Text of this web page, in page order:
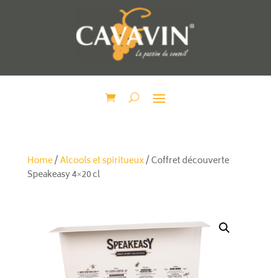
Home/Alcools et spiritueux/ Coffret découverte
Speakeasy 4×20 cl